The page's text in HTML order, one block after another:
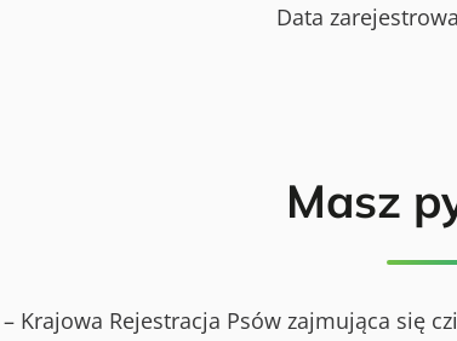
Data
Masz
– Krajowa Rejestracja Psów zajmująca się